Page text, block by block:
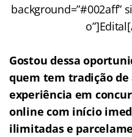
background=”#002aff”
Gostou dessa
quem tem tradição de
experiência em
online com início
ilimitadas e